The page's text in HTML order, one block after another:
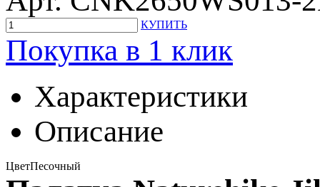
КУПИТЬ
Покупка в 1 клик
Характеристики
Описание
ЦветПесочный